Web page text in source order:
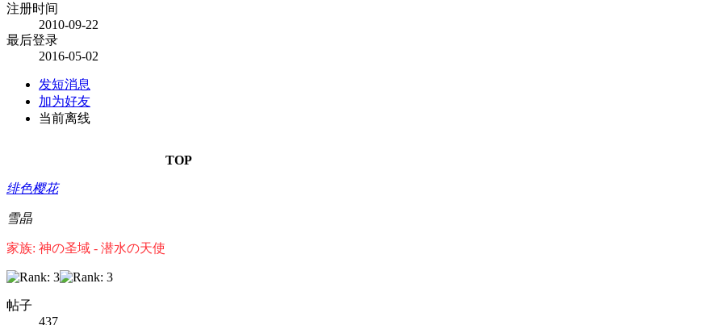
注册时间
2010-09-22
最后登录
2016-05-02
发短消息
加为好友
当前离线
TOP
绯色樱花
雪晶
家族: 神の圣域 - 潜水の天使
帖子
437